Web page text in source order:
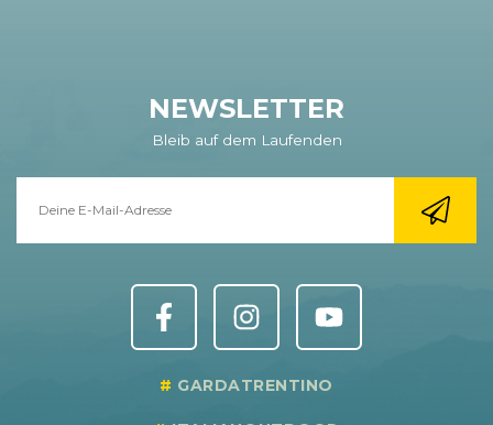
NEWSLETTER
Bleib auf dem Laufenden
GARDATRENTINO